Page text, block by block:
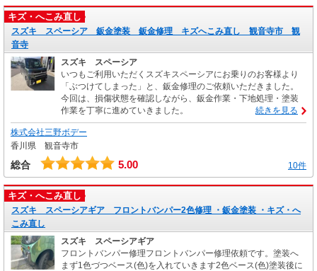
キズ・へこみ直し
スズキ スペーシア 鈑金塗装 鈑金修理 キズへこみ直し 観音寺市 観
音寺
スズキ スペーシア
いつもご利用いただくスズキスペーシアにお乗りのお客様より
「ぶつけてしまった」と、鈑金修理のご依頼いただきました。
今回は、損傷状態を確認しながら、鈑金作業・下地処理・塗装
作業を丁寧に進めていきました。
続きを見る
株式会社三野ボデー
香川県 観音寺市
総合 5.00 10件
キズ・へこみ直し
スズキ スペーシアギア フロントバンパー2色修理 ・鈑金塗装 ・キズ・へ
こみ直し
スズキ スペーシアギア
フロントバンパー修理フロントバンパー修理依頼です。塗装へ
まず1色づつベース(色)を入れていきます2色ベース(色)塗装後に